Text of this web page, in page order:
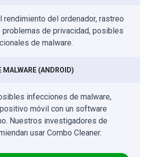
rendimiento del ordenador, rastreo
problemas de privacidad, posibles
de malware.
MALWARE (ANDROID)
infecciones de malware,
móvil con un software
Nuestros investigadores de
usar Combo Cleaner.